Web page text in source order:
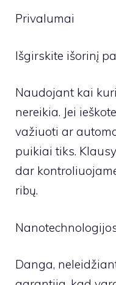
Privalumai
Išgirskite išorinį
Naudojant kai
nereikia. Jei
važiuoti ar
puikiai tiks.
dar
ribų.
Danga,